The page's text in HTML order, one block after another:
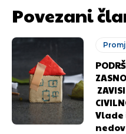
Povezani
Vlade